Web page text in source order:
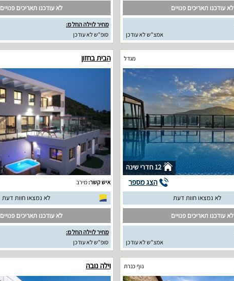
לא עודכנו תאריכים פנויים
אמצ"ש לא עודכן
לא עודכנו תאריכים פנויים
מחיר לוילה החל מ:
סופ"ש לא עודכן
מגדל
12 חדרי שינה
הצג מספר
לא נמצאו חוות דעת
לא עודכנו תאריכים פנויים
אמצ"ש לא עודכן
הבית בחזון
איש קשר:מירב
לא נמצאו חוות דעת
לא עודכנו תאריכים פנויים
מחיר לוילה החל מ:
סופ"ש לא עודכן
נוף כנרת וילה נובה